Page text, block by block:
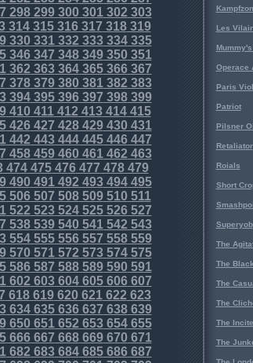
298299300301302 303
314315316317 318319
330331332 333334335
346347 348349350351
362 363364365366367
378379380381382 383
394395396397 398399
410411412 413414415
426427 428429430431
442 443444445446447
458459460461462 463
474475476477 478479
490491492 493494495
506507 508509510511
522 523524525526527
538539540541542 543
554555556557 558559
570571572 573574575
586587 588589590591
602 603604605606607
618619620621622 623
634635636637 638639
650651652 653654655
666667 668669670671
682 683684685686687
Les
Operace
Paris
Patriot
Pilsner
Retaliator
Roials
Short
Superyob
The
The
The
The
The
The